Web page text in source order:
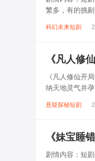
繁多，有的挑
科幻未来短剧
《凡人修
《凡人修仙开
纳天地灵气并
悬疑探秘短剧
《妹宝睡
剧情内容：短